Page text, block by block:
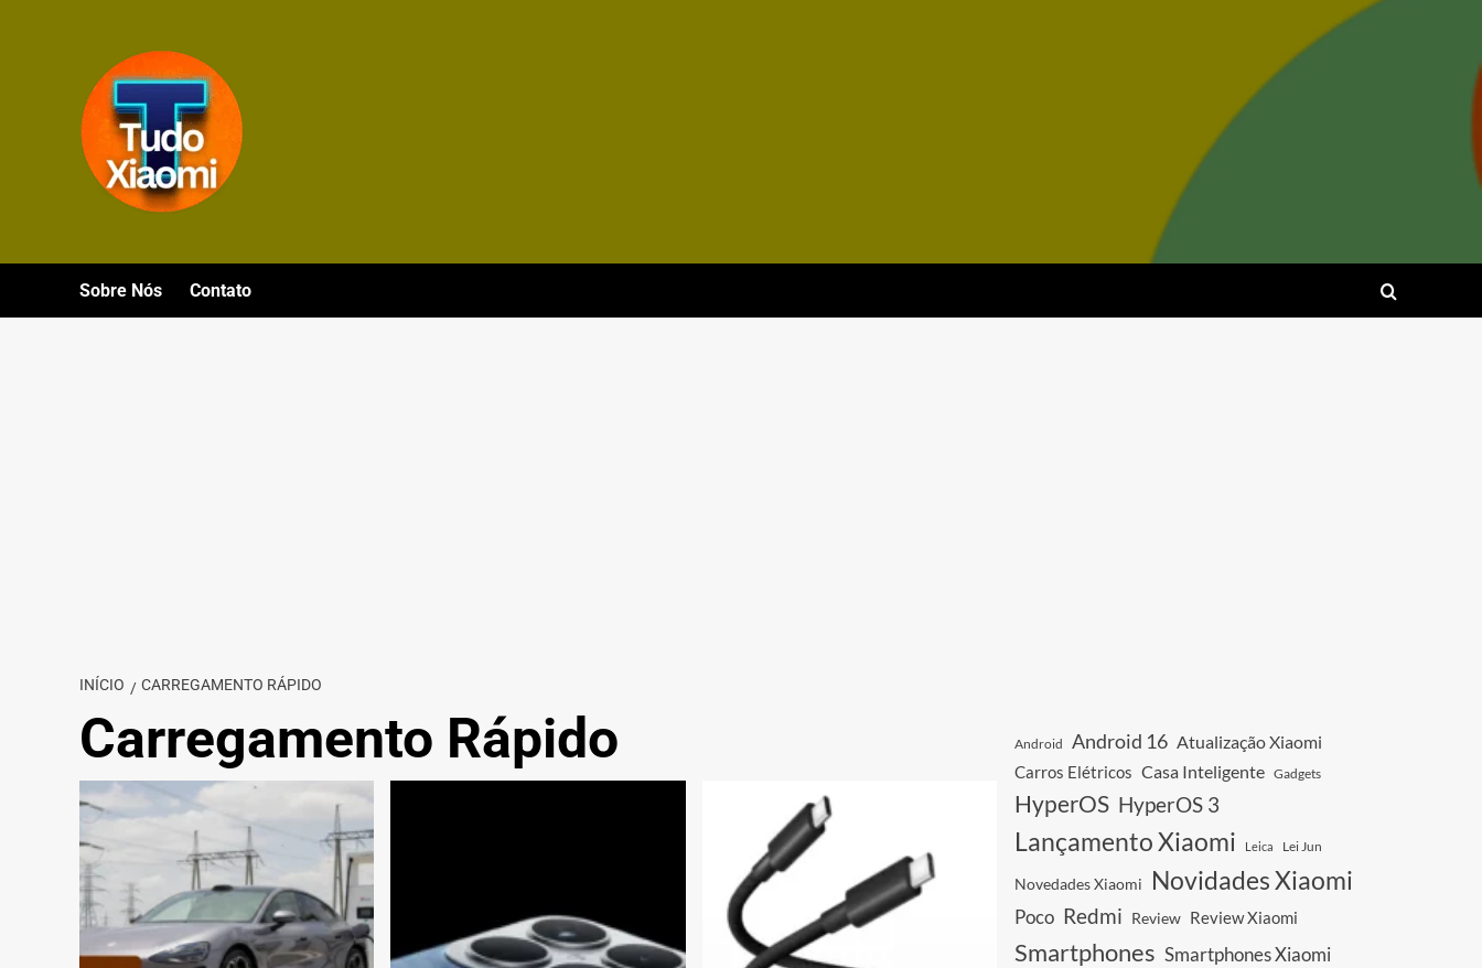
Sobre Nós Contato
INÍCIO CARREGAMENTO RÁPIDO
Carregamento Rápido Android Android 16 Atualização Xiaomi
Carros Elétricos Casa Inteligente Gadgets
HyperOS HyperOS 3
Lançamento Xiaomi Leica Lei Jun
Novedades Xiaomi Novidades Xiaomi
Poco Redmi Review Review Xiaomi
Smartphones Smartphones Xiaomi